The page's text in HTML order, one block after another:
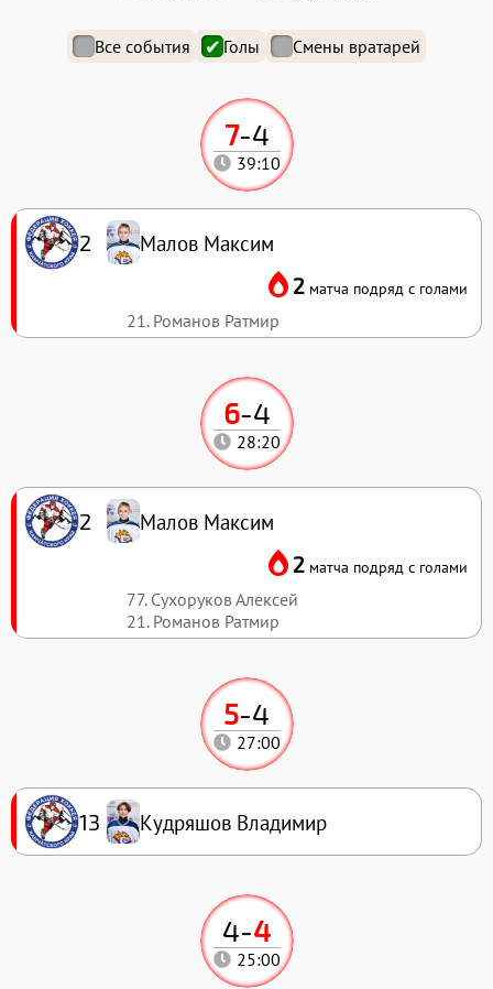
Все события Голы Смены вратарей
4-4
25:00
5-4
27:00
13 Кудряшов Владимир
6-4
28:20
2 Малов Максим
2 матча подряд с голами
77. Сухоруков Алексей
21. Романов Ратмир
7-4
39:10
2 Малов Максим
2 матча подряд с голами
21. Романов Ратмир